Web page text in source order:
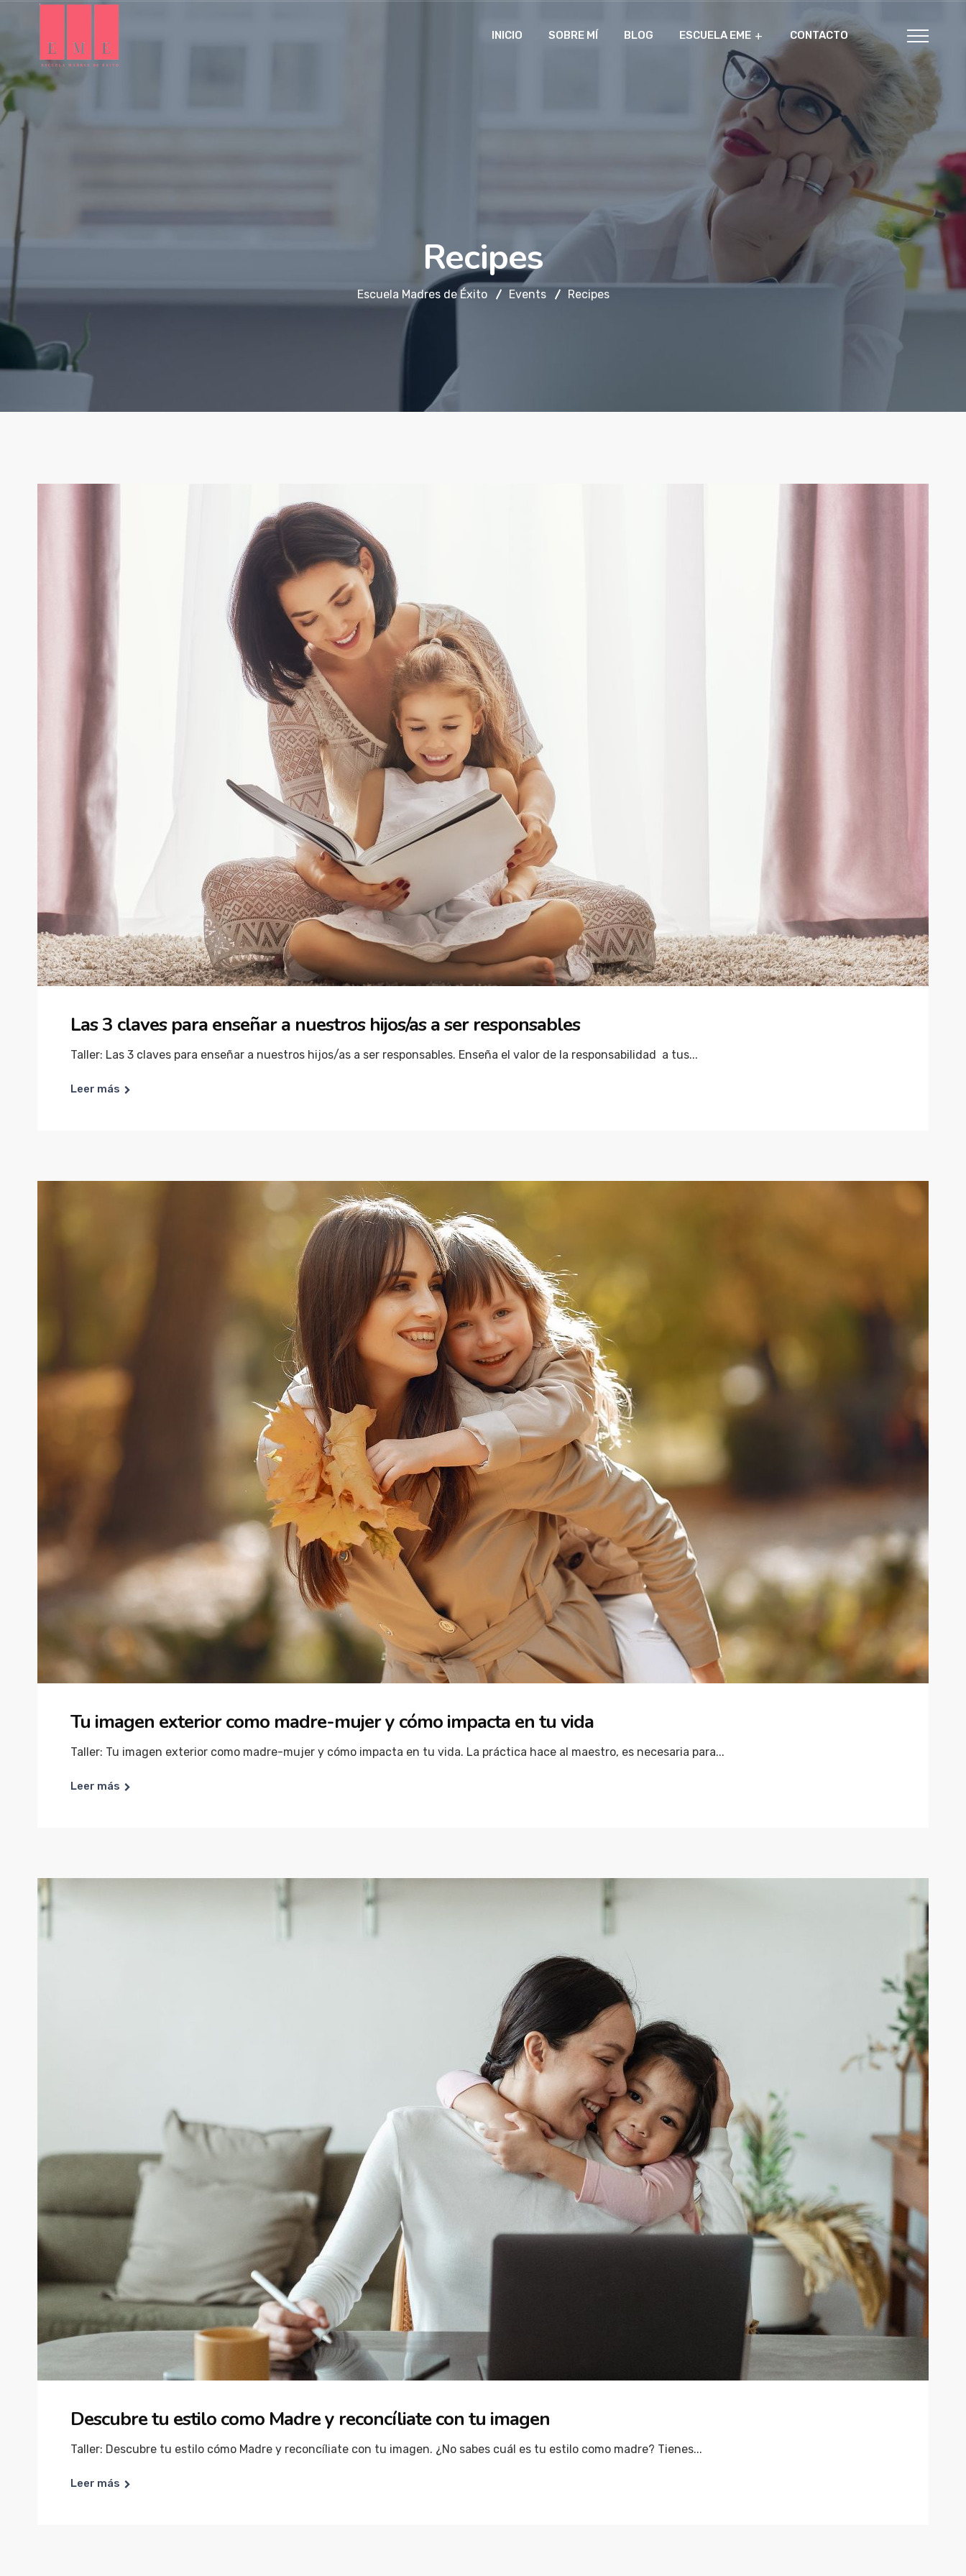
INICIO SOBRE MÍ BLOG ESCUELA EME CONTACTO
Recipes
Escuela Madres de Éxito Events Recipes
Las 3 claves para enseñar a nuestros hijos/as a ser responsables
Taller: Las 3 claves para enseñar a nuestros hijos/as a ser responsables. Enseña el valor de la responsabilidad a tus...
Leer más
Tu imagen exterior como madre-mujer y cómo impacta en tu vida
Taller: Tu imagen exterior como madre-mujer y cómo impacta en tu vida. La práctica hace al maestro, es necesaria para...
Leer más
Descubre tu estilo como Madre y reconcíliate con tu imagen
Taller: Descubre tu estilo cómo Madre y reconcíliate con tu imagen. ¿No sabes cuál es tu estilo como madre? Tienes...
Leer más